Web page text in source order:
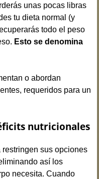
unas pocas libras
tu dieta normal (y
todo el peso
Esto se denomina
o abordan
requeridos para un
nutricionales
restringen sus opciones
así los
necesita. Cuando